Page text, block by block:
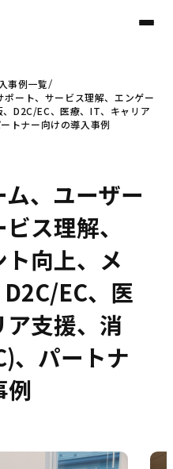
事例一覧
ート、サービス理解、エンゲー
D2C/EC、医療、IT、キャリア
トナー向けの導入事例
、ユーザー
ス理解、
向上、メ
EC、医
支援、消
、パートナ
例